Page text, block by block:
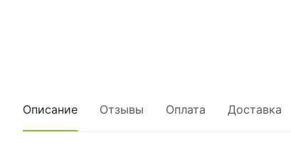
Описание Отзывы Оплата Доставка